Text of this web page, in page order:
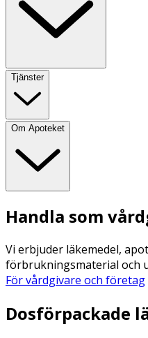
Tjänster
Om Apoteket
Handla som
Vi erbjuder läkemedel,
förbrukningsmaterial och
För vårdgivare och företag
Dosförpackade